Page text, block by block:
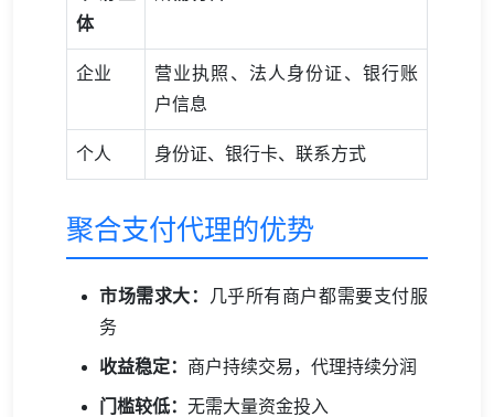
体
企业
营业执照、法人身份证、银行账
户信息
个人 身份证、银行卡、联系方式
聚合支付代理的优势
市场需求大：
几乎所有商户都需要支付服
务
收益稳定： 商户持续交易，代理持续分润
门槛较低： 无需大量资金投入